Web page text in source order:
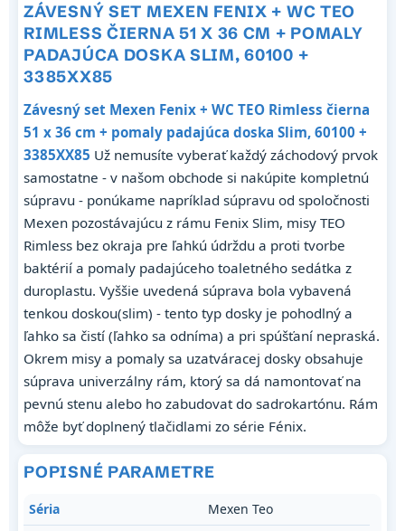
ZÁVESNÝ SET MEXEN FENIX + WC TEO
RIMLESS ČIERNA 51 X 36 CM + POMALY
PADAJÚCA DOSKA SLIM, 60100 +
3385XX85
Závesný set Mexen Fenix + WC TEO Rimless čierna
51 x 36 cm + pomaly padajúca doska Slim, 60100 +
3385XX85 Už nemusíte vyberať každý záchodový prvok
samostatne - v našom obchode si nakúpite kompletnú
súpravu - ponúkame napríklad súpravu od spoločnosti
Mexen pozostávajúcu z rámu Fenix Slim, misy TEO
Rimless bez okraja pre ľahkú údrždu a proti tvorbe
baktérií a pomaly padajúceho toaletného sedátka z
duroplastu. Vyššie uvedená súprava bola vybavená
tenkou doskou(slim) - tento typ dosky je pohodlný a
ľahko sa čistí (ľahko sa odníma) a pri spúšťaní nepraská.
Okrem misy a pomaly sa uzatváracej dosky obsahuje
súprava univerzálny rám, ktorý sa dá namontovať na
pevnú stenu alebo ho zabudovat do sadrokartónu. Rám
môže byť doplnený tlačidlami zo série Fénix.
POPISNÉ PARAMETRE
Séria
Mexen Teo